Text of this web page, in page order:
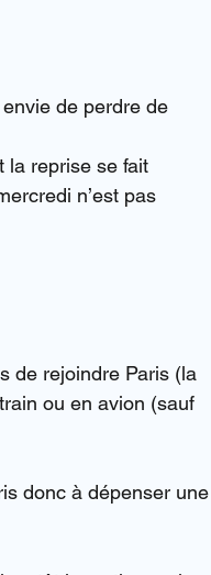
de perdre de
la reprise se fait
n’est pas
de rejoindre Paris (la
ou en avion (sauf
donc à dépenser une